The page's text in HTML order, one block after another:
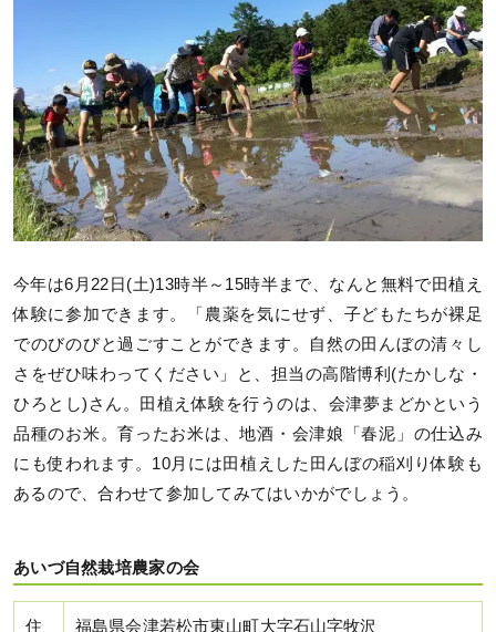
今年は6月22日(土)13時半～15時半まで、なんと無料で田植え
体験に参加できます。「農薬を気にせず、子どもたちが裸足
でのびのびと過ごすことができます。自然の田んぼの清々し
さをぜひ味わってください」と、担当の高階博利(たかしな・
ひろとし)さん。田植え体験を行うのは、会津夢まどかという
品種のお米。育ったお米は、地酒・会津娘「春泥」の仕込み
にも使われます。10月には田植えした田んぼの稲刈り体験も
あるので、合わせて参加してみてはいかがでしょう。
あいづ自然栽培農家の会
住
福島県会津若松市東山町大字石山字牧沢